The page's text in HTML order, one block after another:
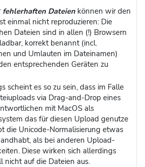
fehlerhaften Dateienkönnen wir den
einmal nicht reproduzieren: Die
Dateien sind in allen (!) Browsern
korrekt benannt (incl.
und Umlauten im Dateinamen)
entsprechenden Geräten zu
scheint es so zu sein, dass im Falle
via Drag-and-Drop eines
mit MacOS als
das für diesen Upload genutze
die Unicode-Normalisierung etwas
als bei anderen Upload-
Diese wirken sich allerdings
nicht auf die Dateien aus.